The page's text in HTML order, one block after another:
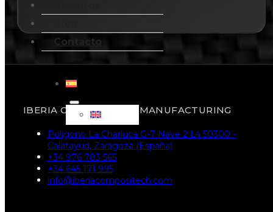
Contacto
IBERIA COMPOSITECH MANUFACTURING
Poligono La Charluca G-7 Nave 2 L4 50300 -
Calatayud, Zaragoza (España)
+34 976 783 565
+34 645 171 995
info@iberiacompositech.com